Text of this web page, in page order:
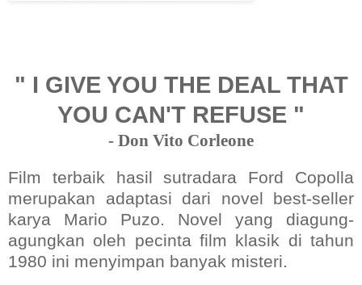
" I GIVE YOU THE DEAL THAT
YOU CAN'T REFUSE "
- Don Vito Corleone
Film terbaik hasil sutradara Ford Copolla
merupakan adaptasi dari novel best-seller
karya Mario Puzo. Novel yang diagung-
agungkan oleh pecinta film klasik di tahun
1980 ini menyimpan banyak misteri.